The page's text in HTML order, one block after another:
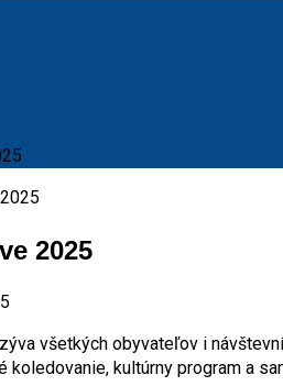
2025
všetkých obyvateľov i
koledovanie, kultúrny program a